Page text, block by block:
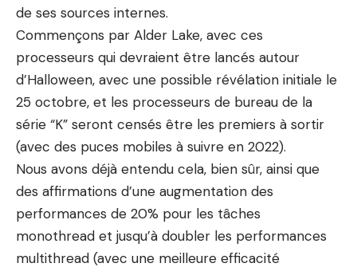
de ses sources internes.
Commençons par Alder Lake, avec ces
processeurs qui devraient être lancés autour
d’Halloween, avec une possible révélation initiale le
25 octobre, et les processeurs de bureau de la
série “K” seront censés être les premiers à sortir
(avec des puces mobiles à suivre en 2022).
Nous avons déjà entendu cela, bien sûr, ainsi que
des affirmations d’une augmentation des
performances de 20% pour les tâches
monothread et jusqu’à doubler les performances
multithread (avec une meilleure efficacité